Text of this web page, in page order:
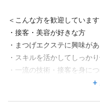
指名料100％
物販利益50％
店舗名・勤務地
東京都 渋谷区 道玄坂2-
＜こんな方を歓迎しています
・接客・美容が好きな方
・まつげエクステに興味が
・スキルを活かしてしっか
・一流の技術・接客を身に